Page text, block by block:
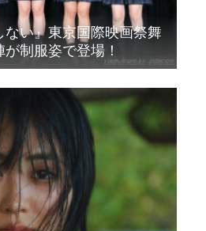
ない』東京国際映画祭舞
制服姿で登場！